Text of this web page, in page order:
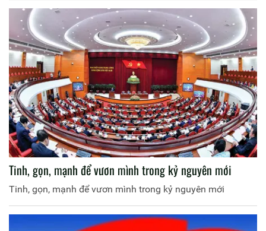
Tinh, gọn, mạnh để vươn mình trong kỷ nguyên mới
Tinh, gọn, mạnh để vươn mình trong kỷ nguyên mới